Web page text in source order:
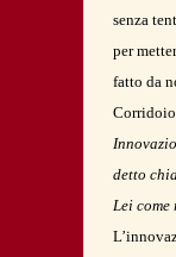
senza
per
fatto da
detto
Lei come